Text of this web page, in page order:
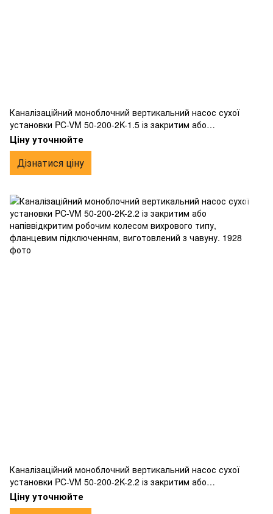
Каналізаційний моноблочний вертикальний насос сухої
установки PC-VM 50-200-2K-1.5 із закритим або
напіввідкритим робочим колесом вихрового типу,
фланцевим підключенням, виготовлений з чавуну.
Ціну уточнюйте
Дізнатися ціну
Каналізаційний моноблочний вертикальний насос сухої
установки PC-VM 50-200-2K-2.2 із закритим або
напіввідкритим робочим колесом вихрового типу,
фланцевим підключенням, виготовлений з чавуну.
Ціну уточнюйте